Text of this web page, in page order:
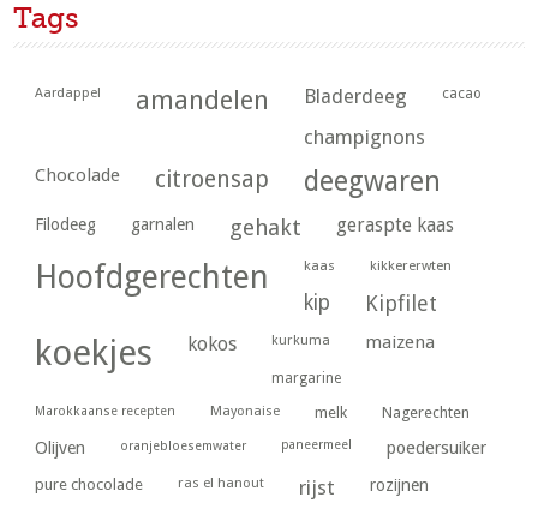
Tags
Aardappel amandelen Bladerdeeg cacao
champignons
Chocolade citroensap deegwaren
Filodeeg garnalen gehakt geraspte kaas
Hoofdgerechten kaas kikkererwten
kip Kipfilet
koekjes kokos kurkuma maizena
margarine
Marokkaanse recepten Mayonaise melk Nagerechten
Olijven oranjebloesemwater paneermeel poedersuiker
pure chocolade ras el hanout rijst rozijnen